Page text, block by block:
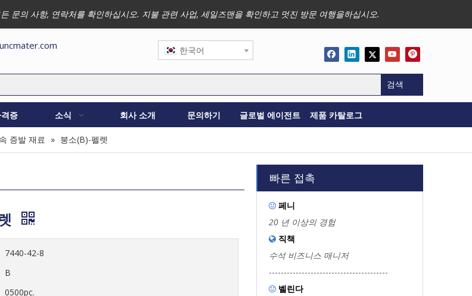
문의 사항, 연락처를 확인하십시오. 지불 관련 사업, 세일즈맨을 확인하고 멋진 방문 여행을하십시오.
한국어
검색
증 소식 회사 소개 문의하기 글로벌 에이전트 제품 카탈로그
증발 재료 » 붕소(B)-펠렛
7440-42-8
B
0500pc.
빠른 접촉
 페니
20 년 이상의 경험
 직책
수석 비즈니스 매니저
----------------------------------------
 벨린다